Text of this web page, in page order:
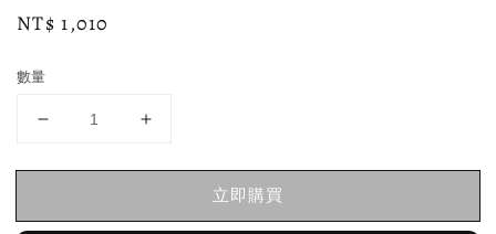
Regular
NT$ 1,010
數量
立即購買